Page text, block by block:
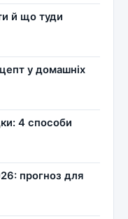
й що туди
у домашніх
4 способи
прогноз для